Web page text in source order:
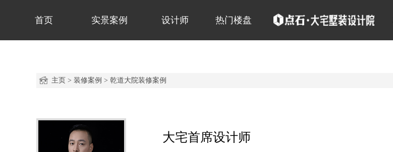
首页 实景案例 设计师 热门楼盘
主页 > 装修案例 > 乾道大院装修案例
大宅首席设计师